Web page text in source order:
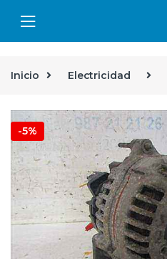
Inicio Electricidad
-5%